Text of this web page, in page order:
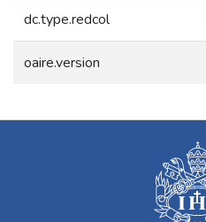
dc.type.redcol
oaire.version